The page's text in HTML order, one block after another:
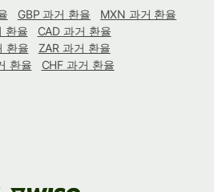
GBP 과거 환율
MXN 과거 환율
환율
CAD 과거 환율
환율
ZAR 과거 환율
환율
CHF 과거 환율